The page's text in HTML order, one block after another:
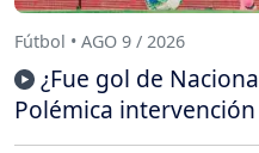
Fútbol • AGO 9 / 2026
¿Fue gol de
Polémica intervención